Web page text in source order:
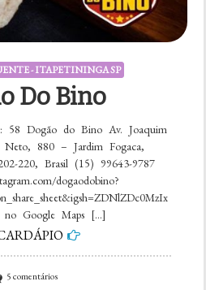
- ITAPETININGA SP
Do Bino
58 Dogão do Bino Av. Joaquim
Neto, 880 – Jardim Fogaca,
220, Brasil (15) 99643-9787
dogaodobino?
Google Maps […]
5 comentáriosem